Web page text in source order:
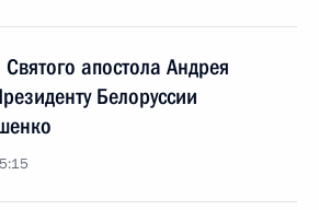
апостола Андрея
Белоруссии